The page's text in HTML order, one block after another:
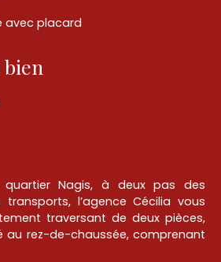
avec placard
Nagis, à deux pas des
l’agence Cécilia vous
traversant de deux pièces,
rez-de-chaussée, comprenant